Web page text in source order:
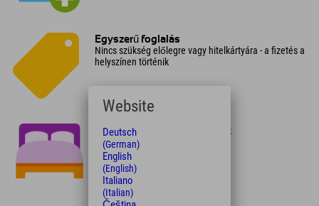
Egyszerű foglalás
Nincs szükség előlegre vagy hitelkártyára - a fizetés a
helyszínen történik
itt vannak az utolsó szabad szobák
Website
Deutsch
(German)
English
(English)
Italiano
(Italian)